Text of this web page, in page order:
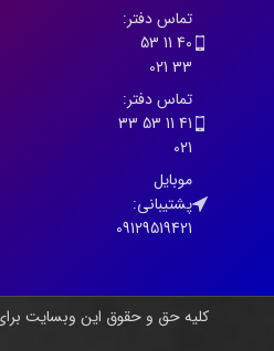
تماس دفتر:
40 11 53
33 021
تماس دفتر:
41 11 53 33
021
موبایل
پشتیبانی:
09129519421
کلیه حق و حقوق این وبسایت